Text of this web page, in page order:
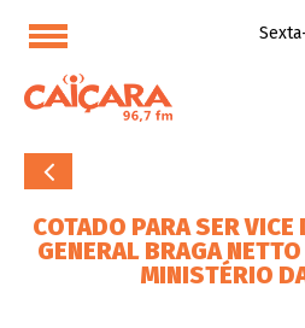
COTADO PARA SER
GENERAL BRAGA
MINISTÉRIO